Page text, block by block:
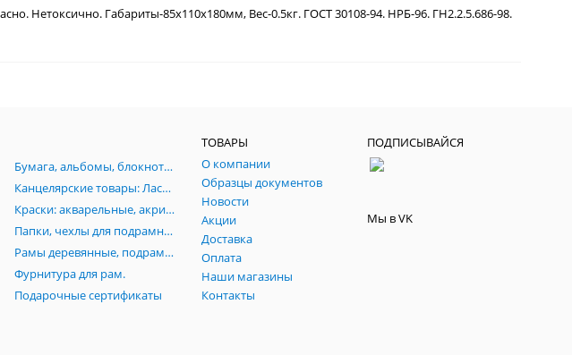
Нетоксично. Габариты-85x110x180мм, Вес-0.5кг. ГОСТ 30108-94. НРБ-96. ГН2.2.5.686-98.
Бумага, альбомы, блокноты, картон, книги, папки, планшеты, пенокартон, паспарту, склейки.
Канцелярские товары: Ластики, линейки, ножи, лекала, готовальни, кнопки, скотч, стрейч
Краски: акварельные, акриловые, гуашевые, темперные, пасты, фестивальные
Папки, чехлы для подрамников, сумки, тубусы, пеналы, портфилио, фартуки
Рамы деревянные, подрамники, модульные подрамники
Фурнитура для рам.
Подарочные сертификаты
ТОВАРЫ
О компании
Образцы документов
Новости
Акции
Доставка
Оплата
Наши магазины
Контакты
ПОДПИСЫВАЙСЯ
Мы в VK